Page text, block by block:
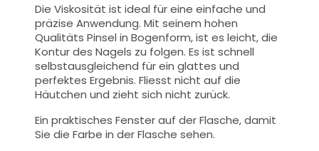
Die Viskosität ist ideal für eine einfache und
präzise Anwendung.Mit seinem hohen
QualitätsPinsel in Bogenform, ist es leicht, die
Kontur des Nagels zu folgen. Es ist schnell
selbstausgleichend für ein glattes und
perfektes Ergebnis. Fliesst nicht auf die
Häutchen und zieht sich nicht zurück.
Ein praktisches Fenster auf der Flasche, damit
Sie die Farbe in der Flasche sehen.